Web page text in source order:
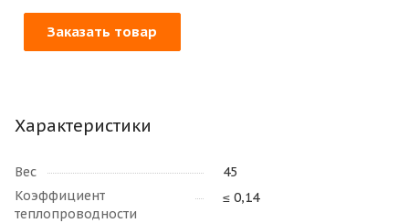
Заказать товар
Характеристики
Вес
45
Коэффициент
теплопроводности
≤ 0,14